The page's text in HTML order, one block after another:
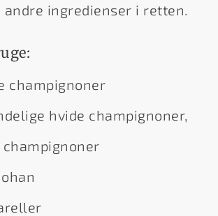
andre ingredienser i retten.
champignoner
hvide champignoner,
champignoner